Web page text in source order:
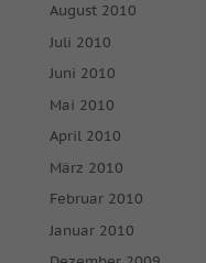
August 2010
Juli 2010
Juni 2010
Mai 2010
April 2010
März 2010
Februar 2010
Januar 2010